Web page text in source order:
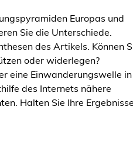
Europas und
Sie die Unterschiede.
des Artikels. Können
oder widerlegen?
eine Einwanderungswelle in
des Internets nähere
Halten Sie Ihre Ergebnisse